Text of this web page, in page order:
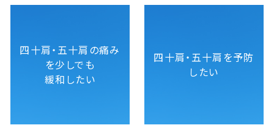
四十肩・五十肩の痛み
を少しでも
緩和したい
四十肩・五十肩を予防
したい